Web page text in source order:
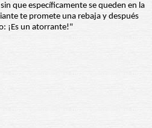
que específicamente se queden en la
te promete una rebaja y después
¡Es un atorrante!"